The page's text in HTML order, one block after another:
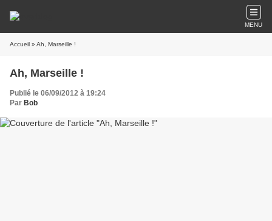
MENU
Accueil » Ah, Marseille !
Ah, Marseille !
Publié le 06/09/2012 à 19:24
Par Bob